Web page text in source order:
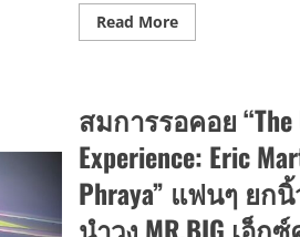
Read MoreRead
more
เลือด
ใหม่
ไทย
สดๆ
ซิงๆ
ดร.เดวิด
มกร
สมการรอคอย “The
Experience: Eric
Phraya” แฟนๆ ยก